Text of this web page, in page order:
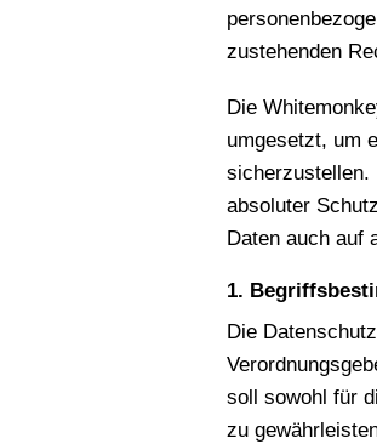
zustehenden
Die
umgesetzt, um
sicherzustellen.
absoluter
Daten auch auf
1.
Die
soll sowohl für
zu